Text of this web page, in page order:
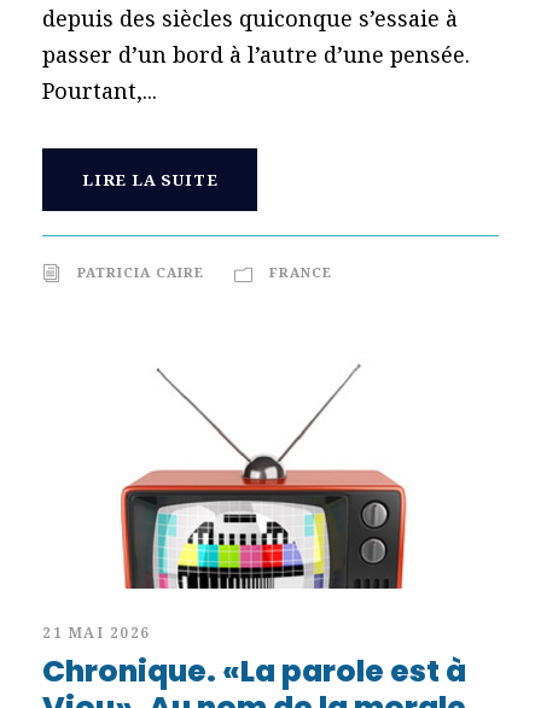
depuis des siècles quiconque s’essaie à
passer d’un bord à l’autre d’une pensée.
Pourtant,...
LIRE LA SUITE
PATRICIA CAIRE FRANCE
21 MAI 2026
Chronique. «La parole est à